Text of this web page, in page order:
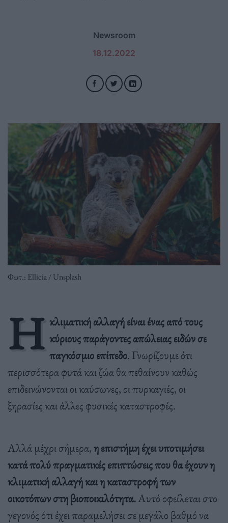
Newsroom
18.12.2022
Φωτ.: Ellicia / Unsplash
Η κλιματική αλλαγή είναι ένας από τους
κύριους παράγοντες απώλειας ειδών σε
παγκόσμιο επίπεδο. Γνωρίζουμε ότι
περισσότερα φυτά και ζώα θα πεθαίνουν καθώς
επιδεινώνονται οι καύσωνες, οι πυρκαγιές, οι
ξηρασίες και άλλες φυσικές καταστροφές.
Αλλά μέχρι σήμερα,η επιστήμη έχει υποτιμήσει
κατά πολύ πραγματικές επιπτώσεις που θα έχουν η
κλιματική αλλαγή και η καταστροφή των
οικοτόπων στη βιοποικιλότητα.Αυτό οφείλεται στο
γεγονός ότι έχει παραμελήσει σε μεγάλο βαθμό να